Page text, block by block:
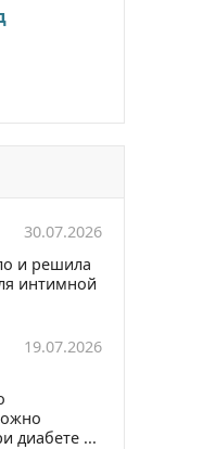
30.07.2026
и решила
интимной
19.07.2026
диабете ...